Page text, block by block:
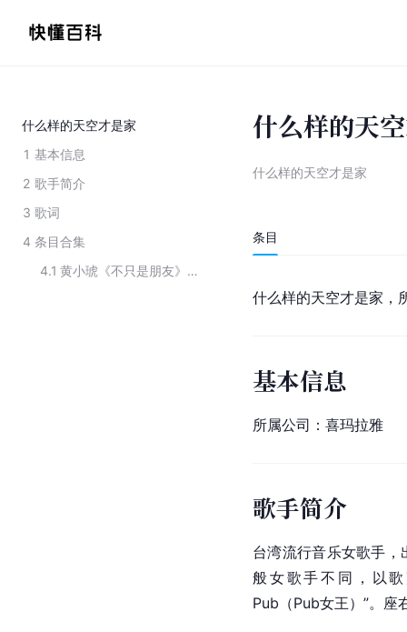
什么样的天空才是家
1 基本信息
2 歌手简介
3 歌词
4 条目合集
4.1
黄小琥《不只是朋友》专辑中的歌曲
什么样的天
什么样的天空才是家
条目
什么样的天空才是家，
基本信息
所属公司：喜玛拉雅
歌手简介
台湾流行音乐女歌手，
般女歌手不同，以
Pub（Pub女王）”。座